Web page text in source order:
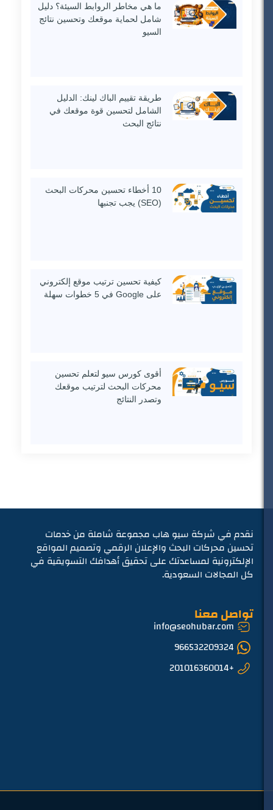
ما هي مخاطر الروابط السيئة؟ دليل
شامل لحماية موقعك وتحسين نتائج
السيو
طريقة تقييم الباك لينك: الدليل
الشامل لتحسين قوة موقعك في
نتائج البحث
10 أخطاء تحسين محركات البحث
كيفية تحسين ترتيب موقع إلكتروني
على Google في 5 خطوات سهلة
أقوى كورس سيو لتعلم تحسين
محركات البحث لترتيب موقعك
وتصدر النتائج
نقدم في شركة سيو هاب مجموعة شاملة من خدمات
تحسين محركات البحث والإعلان الرقمي وتصميم المواقع
الإلكترونية لمساعدتك على تحقيق أهدافك التسويقية في
كل المجالات السعودية.
تواصل معنا
info@seohubar.com
966532209324
+201016360014